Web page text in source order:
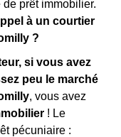
prêt immobilier.
à un courtier
?
si vous avez
peu le marché
, vous avez
! Le
pécuniaire :